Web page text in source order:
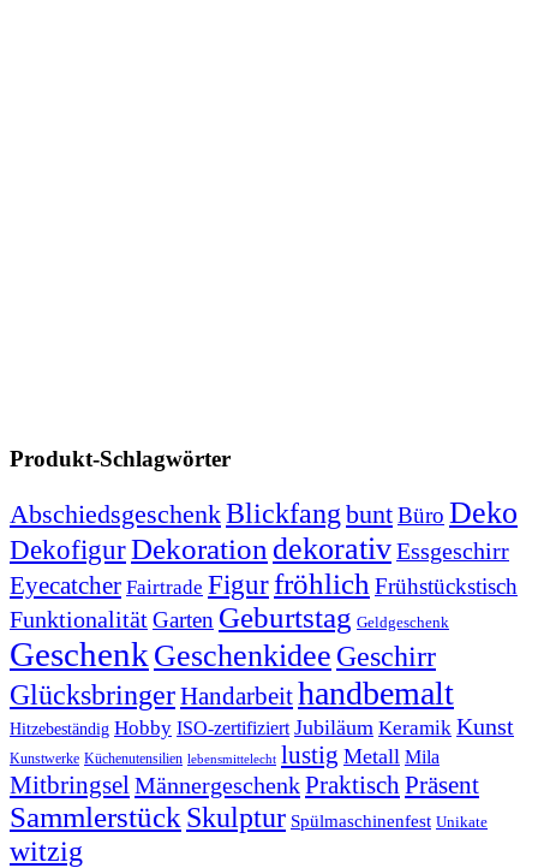
Produkt-Schlagwörter
AbschiedsgeschenkBlickfang buntBüro Deko
DekofigurDekoration dekorativEssgeschirr
Eyecatcher Fairtrade Figurfröhlich Frühstückstisch
FunktionalitätGarten Geburtstag Geldgeschenk
Geschenk Geschenkidee Geschirr
GlücksbringerHandarbeithandbemalt
Hitzebeständig Hobby ISO-zertifiziert Jubiläum Keramik Kunst
Kunstwerke Küchenutensilien lebensmittelecht lustig Metall Mila
Mitbringsel MännergeschenkPraktisch Präsent
Sammlerstück Skulptur Spülmaschinenfest Unikate
witzig